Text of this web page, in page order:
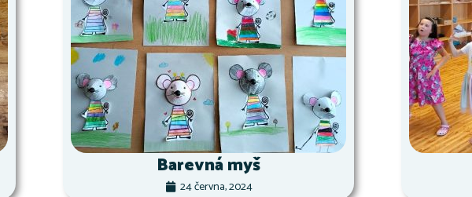
Barevná myš
24 června, 2024